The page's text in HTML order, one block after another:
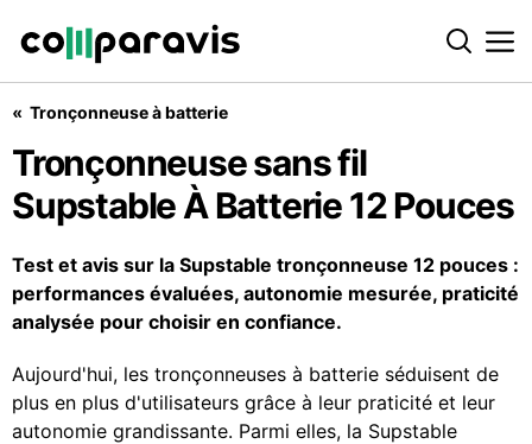
Tronçonneuse à batterie
Tronçonneuse sans fil Supstable À Batterie 12 Pouces
Tronçonneuse sans fil
Supstable À Batterie 12 Pouces
Test et avis sur la Supstable tronçonneuse 12 pouces :
performances évaluées, autonomie mesurée, praticité
analysée pour choisir en confiance.
Aujourd'hui, les tronçonneuses à batterie séduisent de
plus en plus d'utilisateurs grâce à leur praticité et leur
autonomie grandissante. Parmi elles, la Supstable